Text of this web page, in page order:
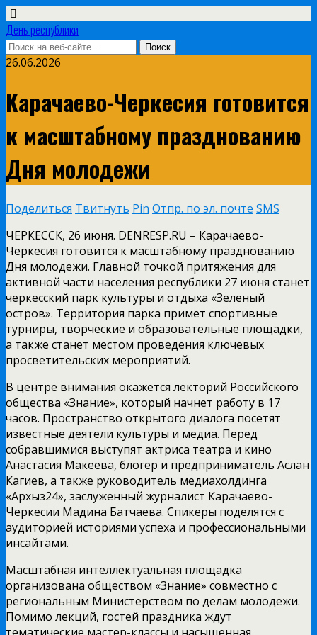
День республики
26.06.2026
Карачаево-Черкесия готовится
к масштабному празднованию
Дня молодежи
Поделиться Твитнуть Pin Отпр. по эл. почте SMS
ЧЕРКЕССК, 26 июня. DENRESP.RU – Карачаево-
Черкесия готовится к масштабному празднованию
Дня молодежи. Главной точкой притяжения для
активной части населения республики 27 июня станет
черкесский парк культуры и отдыха «Зеленый
остров». Территория парка примет спортивные
турниры, творческие и образовательные площадки,
а также станет местом проведения ключевых
просветительских мероприятий.
В центре внимания окажется лекторий Российского
общества «Знание», который начнет работу в 17
часов. Пространство открытого диалога посетят
известные деятели культуры и медиа. Перед
собравшимися выступят актриса театра и кино
Анастасия Макеева, блогер и предприниматель Аслан
Кагиев, а также руководитель медиахолдинга
«Архыз24», заслуженный журналист Карачаево-
Черкесии Мадина Батчаева. Спикеры поделятся с
аудиторией историями успеха и профессиональными
инсайтами.
Масштабная интеллектуальная площадка
организована обществом «Знание» совместно с
региональным Министерством по делам молодежи.
Помимо лекций, гостей праздника ждут